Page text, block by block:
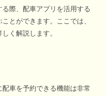
際、配車アプリを活用する
とができます。ここでは、
く解説します。
車を予約できる機能は非常